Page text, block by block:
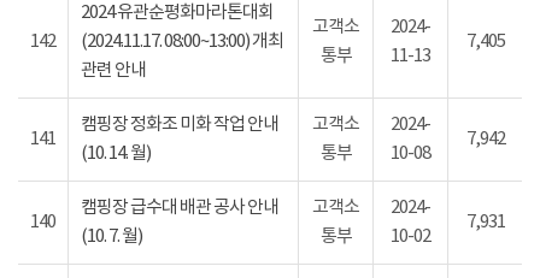
142
2024 유관순평화마라톤대회
(2024.11.17. 08:00~13:00) 개최
관련 안내
고객소
통부
2024-
11-13
7,405
141
캠핑장 정화조 미화 작업 안내
(10. 14. 월)
고객소
통부
2024-
10-08
7,942
140
캠핑장 급수대 배관 공사 안내
(10. 7. 월)
고객소
통부
2024-
10-02
7,931